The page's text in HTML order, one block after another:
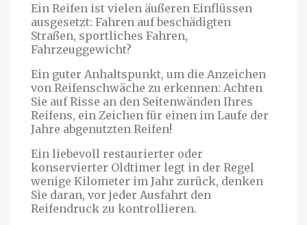
Ein Reifen ist vielen äußeren Einflüssen
ausgesetzt: Fahren auf beschädigten
Straßen, sportliches Fahren,
Fahrzeuggewicht?
Ein guter Anhaltspunkt, um die Anzeichen
von Reifenschwäche zu erkennen: Achten
Sie auf Risse an den Seitenwänden Ihres
Reifens, ein Zeichen für einen im Laufe der
Jahre abgenutzten Reifen!
Ein liebevoll restaurierter oder
konservierter Oldtimer legt in der Regel
wenige Kilometer im Jahr zurück, denken
Sie daran, vor jeder Ausfahrt den
Reifendruck zu kontrollieren.